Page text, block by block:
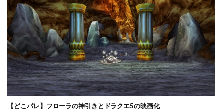
【どこパレ】フローラの神引きとドラクエ5の映画化